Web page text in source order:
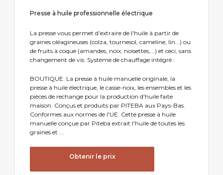
Presse à huile professionnelle électrique
La presse vous permet d’extraire de l'huile à partir de
graines oléagineuses (colza, tournesol, cameline, lin...) ou
de fruits à coque (amandes, noix, noisettes,...) et ceci, sans
changement de vis. Système de chauffage intégré :
BOUTIQUE. La presse à huile manuelle originale, la
presse à huile électrique, le casse-noix, les ensembles et les
pièces de rechange pour la production d'huile faite
maison. Conçus et produits par PITEBA aux Pays-Bas.
Conformes aux normes de l'UE. Cette presse à huile
manuelle conçue par Piteba extrait l'huile de toutes les
graines et ...
Obtenir le prix